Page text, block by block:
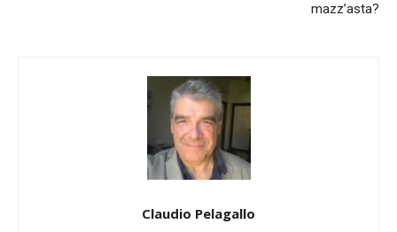
mazz’asta?
Claudio Pelagallo